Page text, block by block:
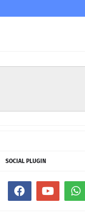
SOCIAL PLUGIN